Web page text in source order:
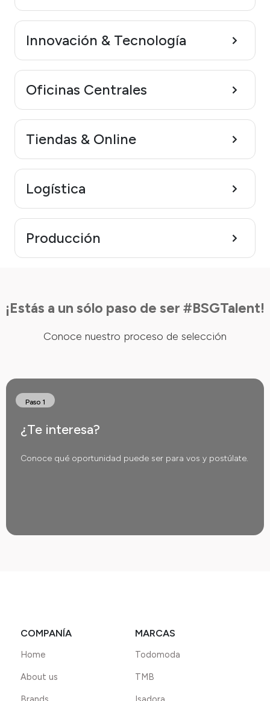
Innovación & Tecnología
Oficinas Centrales
Tiendas & Online
Logística
Producción
¡Estás a un sólo paso de ser #BSGTalent!
Conoce nuestro proceso de selección
Paso 1
¿Te interesa?
Conoce qué oportunidad puede ser para vos y postúlate.
COMPANÍA
Home
About us
MARCAS
Todomoda
TMB